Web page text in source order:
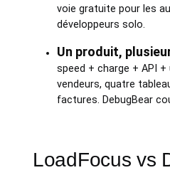
voie gratuite pour les
développeurs solo.
Un produit,
speed + charge + API
vendeurs, quatre
factures. DebugBear
LoadFocus vs